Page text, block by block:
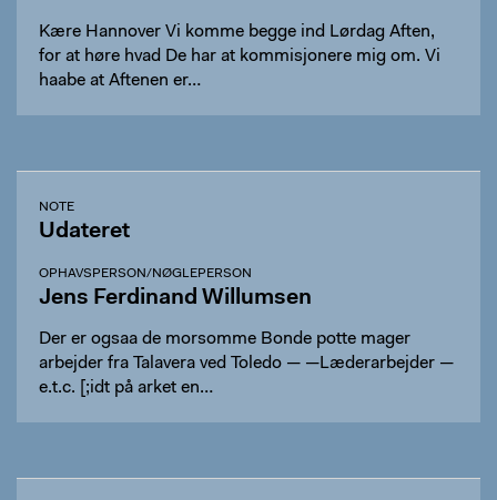
Kære Hannover Vi komme begge ind Lørdag Aften,
for at høre hvad De har at kommisjonere mig om. Vi
haabe at Aftenen er…
NOTE
Udateret
OPHAVSPERSON/NØGLEPERSON
Jens Ferdinand Willumsen
Der er ogsaa de morsomme Bonde potte mager
arbejder fra Talavera ved Toledo — —Læderarbejder —
e.t.c. [;idt på arket en…